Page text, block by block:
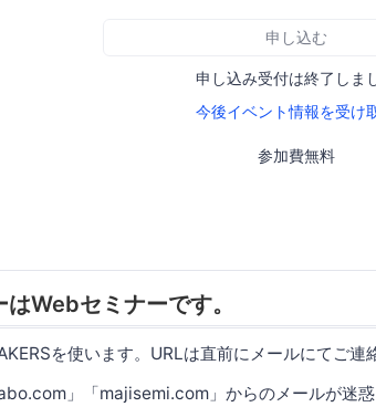
申し込む
申し込み受付は終了しま
今後イベント情報を受け
参加費無料
Webセミナーです。
を使います。URLは直前にメールにてご連
」「majisemi.com」からのメールが迷